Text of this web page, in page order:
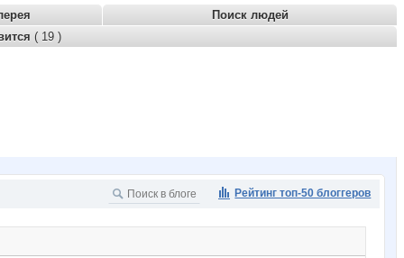
Поиск людей
( 19 )
Рейтинг топ-50 блоггеров